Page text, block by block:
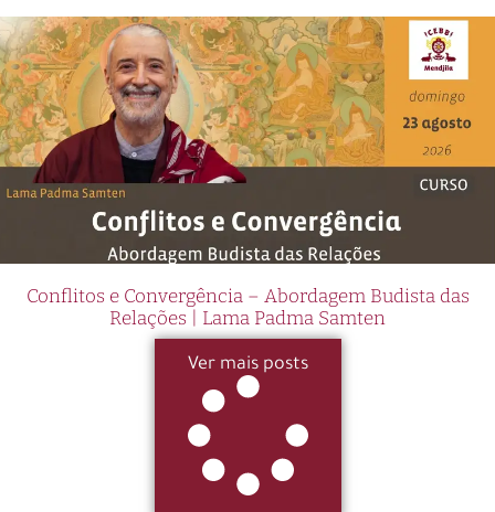
Conflitos e Convergência – Abordagem Budista das
Relações | Lama Padma Samten
Ver mais posts